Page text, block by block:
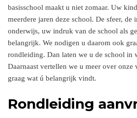
basisschool maakt u niet zomaar. Uw
meerdere jaren deze school. De sfeer, de
onderwijs, uw indruk van de school als
belangrijk. We nodigen u daarom ook
rondleiding. Dan laten we u de school in
Daarnaast vertellen we u meer over onze
graag wat ú belangrijk vindt.
Rondleiding